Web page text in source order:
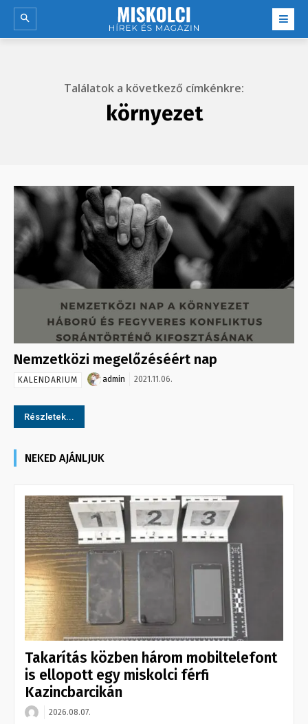
Találatok a következő címkénkre:
környezet
Nemzetközi megelőzéséért nap
KALENDARIUM admin 2021.11.06.
Részletek...
NEKED AJÁNLJUK
Takarítás közben három mobiltelefont
is ellopott egy miskolci férfi
Kazincbarcikán
2026.08.07.